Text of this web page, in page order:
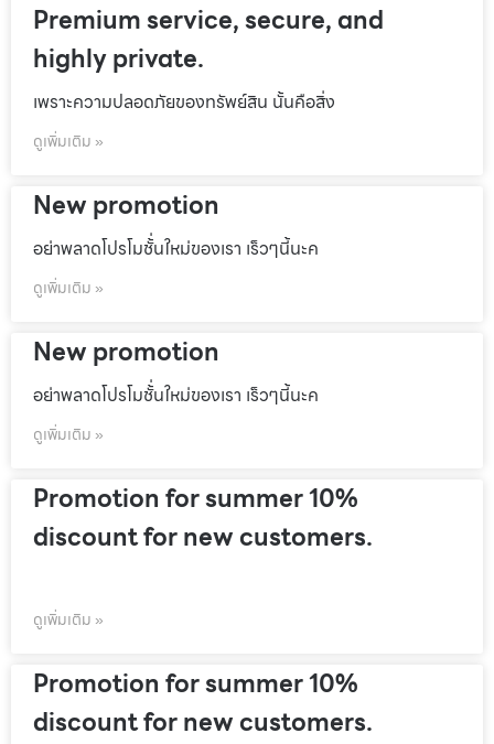
Premium service, secure, and
highly private.
เพราะความปลอดภัยของทรัพย์สิน นั้นคือสิ่ง
ดูเพิ่มเติม »
New promotion
อย่าพลาดโปรโมชั้่นใหม่ของเรา เร็วๆนี้นะค
ดูเพิ่มเติม »
New promotion
อย่าพลาดโปรโมชั้่นใหม่ของเรา เร็วๆนี้นะค
ดูเพิ่มเติม »
Promotion for summer 10%
discount for new customers.
ดูเพิ่มเติม »
Promotion for summer 10%
discount for new customers.